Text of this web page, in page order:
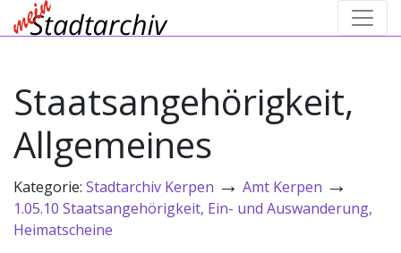
Staatsangehörigkeit,
Allgemeines
Kategorie: Stadtarchiv Kerpen → Amt Kerpen →
1.05.10 Staatsangehörigkeit, Ein- und Auswanderung,
Heimatscheine